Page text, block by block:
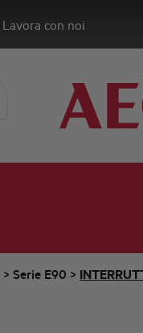
Lavora con noi
> Serie E90 >